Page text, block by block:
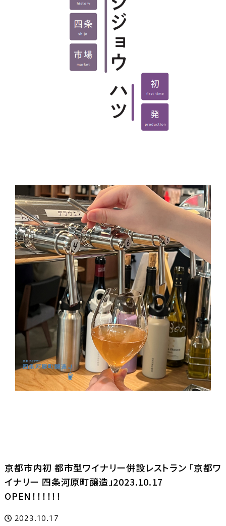
京都市内初 都市型ワイナリー併設レストラン 「京都ワ
イナリー 四条河原町醸造」2023.10.17
OPEN！！！！！！
2023.10.17